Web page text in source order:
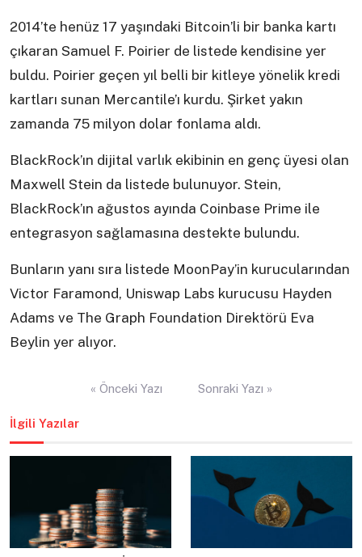
2014’te henüz 17 yaşındaki Bitcoin’li bir banka kartı
çıkaran Samuel F. Poirier de listede kendisine yer
buldu. Poirier geçen yıl belli bir kitleye yönelik kredi
kartları sunan Mercantile’ı kurdu. Şirket yakın
zamanda 75 milyon dolar fonlama aldı.
BlackRock’ın dijital varlık ekibinin en genç üyesi olan
Maxwell Stein da listede bulunuyor. Stein,
BlackRock’ın ağustos ayında Coinbase Prime ile
entegrasyon sağlamasına destekte bulundu.
Bunların yanı sıra listede MoonPay’in kurucularından
Victor Faramond, Uniswap Labs kurucusu Hayden
Adams ve The Graph Foundation Direktörü Eva
Beylin yer alıyor.
« Önceki Yazı Sonraki Yazı »
İlgili Yazılar